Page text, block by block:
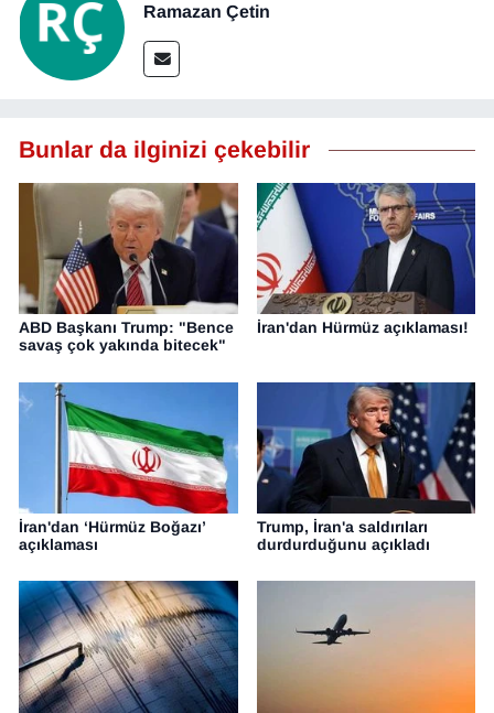
Ramazan Çetin
Bunlar da ilginizi çekebilir
ABD Başkanı Trump: "Bence
savaş çok yakında bitecek"
İran'dan Hürmüz açıklaması!
İran'dan ‘Hürmüz Boğazı’
açıklaması
Trump, İran'a saldırıları
durdurduğunu açıkladı
Turizm
VAN'DA SPOR
Vasıta
YAŞAM
YEREL